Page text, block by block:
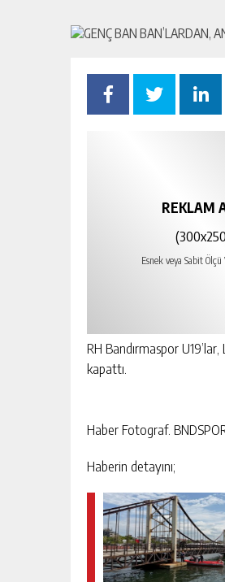
REKLAM
Esnek veya Sabit
RH Bandırmaspor U19’lar,
kapattı.
Haber Fotograf.
Haberin detayını;